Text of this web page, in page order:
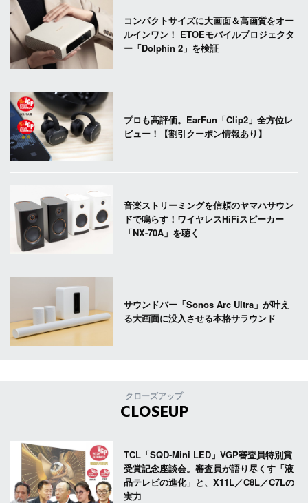
コンパクトサイズに大画面＆高画質をオー
ルインワン！ ETOEモバイルプロジェクタ
ー「Dolphin 2」を検証
プロも高評価。EarFun「Clip2」全方位レ
ビュー！【割引クーポン情報あり】
音楽ストリーミングを信頼のヤマハサウン
ドで鳴らす！ワイヤレスHiFiスピーカー
「NX-70A」を聴く
サウンドバー「Sonos Arc Ultra」が叶え
る大画面に没入させる本格サラウンド
クローズアップ
CLOSEUP
TCL「SQD-Mini LED」VGP審査員特別賞
受賞記念座談会。審査員が語り尽くす「液
晶テレビの進化」と、X11L／C8L／C7Lの
実力